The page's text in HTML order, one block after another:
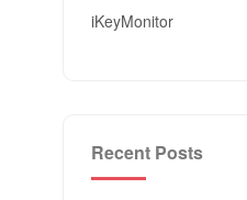
iKeyMonitor
Recent Posts